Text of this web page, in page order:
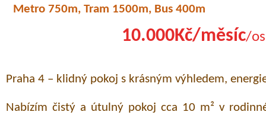
Metro 750m, Tram 1500m, Bus 400m
10.000Kč/měsíc/
Praha 4 – klidný pokoj s krásným výhledem,
Nabízím čistý a útulný pokoj cca 10 m² v